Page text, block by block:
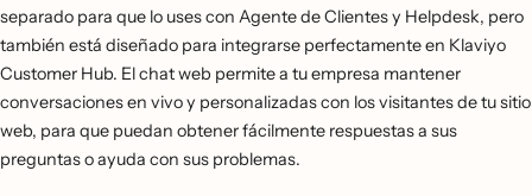
separado para que lo uses con Agente de Clientes y Helpdesk, pero
también está diseñado para integrarse perfectamente en Klaviyo
Customer Hub. El chat web permite a tu empresa mantener
conversaciones en vivo y personalizadas con los visitantes de tu sitio
web, para que puedan obtener fácilmente respuestas a sus
preguntas o ayuda con sus problemas.